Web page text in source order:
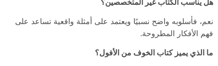
نعم، فأسلوبه واضح نسبيًا ويعتمد على أمثلة واقعية تساعد على
فهم الأفكار المطروحة.
ما الذي يميز كتاب الخوف من الأفول؟